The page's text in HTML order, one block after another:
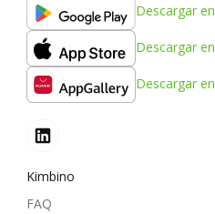
Descargar en
Descargar en
Descargar en
Kimbino
FAQ